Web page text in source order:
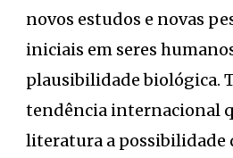
novos estudos e novas
iniciais em seres
plausibilidade biológica.
tendência internacional
literatura a possibilidade